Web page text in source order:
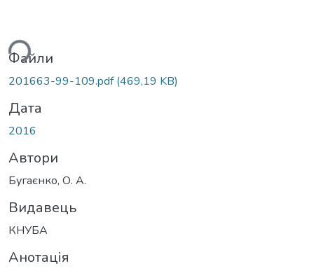
Файли
201663-99-109.pdf(469,19 KB)
Дата
2016
Автори
Бугаєнко, О. А.
Видавець
КНУБА
Анотація